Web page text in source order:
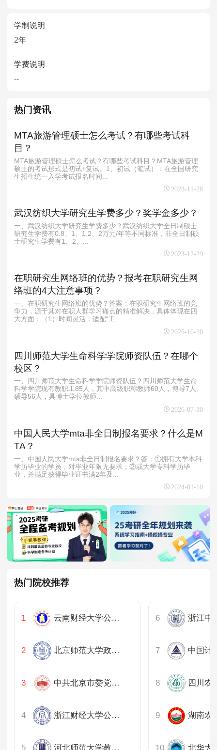
学制说明
2年
学费说明
--
热门资讯
MTA旅游管理硕士怎么考试？有哪些考试科
目？
MTA旅游管理硕士怎么考试？有哪些考试科目？MTA旅游管理
硕士的考试形式是初试+复试。1、初试（笔试）：在全国研究
生招生统一入学考试报名时间...
2023-11-28
武汉纺织大学研究生学费多少？奖学金多少？
一、武汉纺织大学研究生学费多少？武汉纺织大学全日制硕士
研究生学费有0.8、1、1.2、2万元/年等不同标准，非全日制硕
士研究生学费有1、2、...
2023-12-29
在职研究生网络班的优势？报考在职研究生网
络班的4大注意事项？
一、在职研究生网络班的优势？答案：在职研究生网络班的竞
争力，源于其对在职人群学习痛点的精准解决，具体体现在四
大方面：（1）时间灵活：适配“工...
2025-10-20
四川师范大学生命科学学院师资队伍？在哪个
校区？
一、四川师范大学生命科学学院师资队伍？四川师范大学生命
科学学院现有教职工85人，其中高级职称教师60人，博导7人、
硕导56人，具博士学位教师...
2026-07-30
中国人民大学mta非全日制报名要求？什么是M
TA？
一、中国人民大学mta非全日制报名要求？答：①拥有大学本科
学历毕业的学员，对毕业年限无要求；②或大学专科学历毕
业，并满足获得毕业证书满2年及...
2024-01-10
热门院校推荐
云南财经大学公共管理学院
北京师范大学政府管理学院
中共北京市委党校公共管理教研部
浙江财经大学公共管理学院
河北师范大学教育学院
中国计
北华大